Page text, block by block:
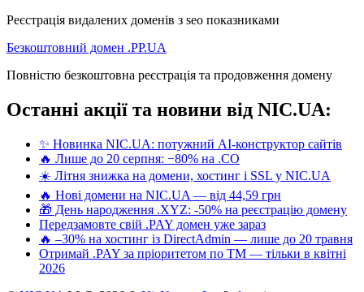
Реєстрація видалених доменів з seo показниками
Безкоштовний домен .PP.UA
Повністю безкоштовна реєстрація та продовження домену
Останні акції та новини від NIC.UA:
✨ Новинка NIC.UA: потужний AI-конструктор сайтів
🔥 Лише до 20 серпня: −80% на .CO
☀️ Літня знижка на домени, хостинг і SSL у NIC.UA
🔥 Нові домени на NIC.UA — від 44,59 грн
🎁 День народження .XYZ: -50% на реєстрацію домену
Передзамовте свій .PAY домен уже зараз
🔥 –30% на хостинг із DirectAdmin — лише до 20 травня
Отримай .PAY за пріоритетом по ТМ — тільки в квітні
2026